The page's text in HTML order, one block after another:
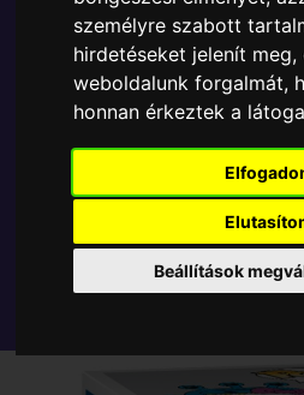
személyre szabott
hirdetéseket jelenít meg,
weboldalunk forgalmát,
honnan érkeztek a
Beállítások
TOVÁBB A
Tetszik? Osszd meg másokkal!